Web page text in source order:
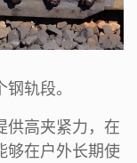
轨段。
供高夹紧力，在
够在户外长期使